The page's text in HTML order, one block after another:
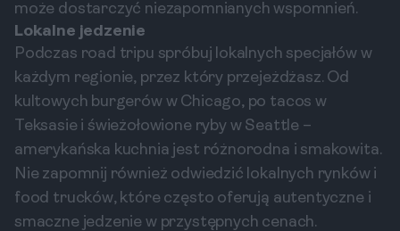
może dostarczyć niezapomnianych wspomnień.
Lokalne jedzenie
Podczas road tripu spróbuj lokalnych specjałów w
każdym regionie, przez który przejeżdżasz. Od
kultowych burgerów w Chicago, po tacos w
Teksasie i świeżołowione ryby w Seattle –
amerykańska kuchnia jest różnorodna i smakowita.
Nie zapomnij również odwiedzić lokalnych rynków i
food trucków, które często oferują autentyczne i
smaczne jedzenie w przystępnych cenach.